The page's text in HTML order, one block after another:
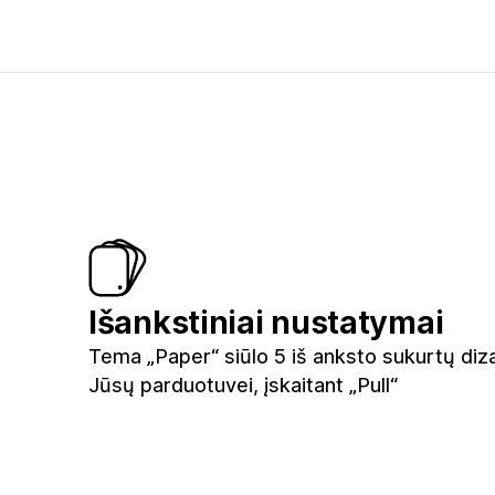
Išankstiniai nustatymai
Tema „Paper“ siūlo 5 iš anksto sukurtų
Jūsų parduotuvei, įskaitant „Pull“